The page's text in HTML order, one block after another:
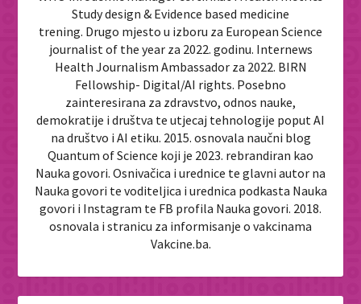
Study design & Evidence based medicine
trening. Drugo mjesto u izboru za European Science
journalist of the year za 2022. godinu. Internews
Health Journalism Ambassador za 2022. BIRN
Fellowship- Digital/AI rights. Posebno
zainteresirana za zdravstvo, odnos nauke,
demokratije i društva te utjecaj tehnologije poput AI
na društvo i AI etiku. 2015. osnovala naučni blog
Quantum of Science koji je 2023. rebrandiran kao
Nauka govori. Osnivačica i urednice te glavni autor na
Nauka govori te voditeljica i urednica podkasta Nauka
govori i Instagram te FB profila Nauka govori. 2018.
osnovala i stranicu za informisanje o vakcinama
Vakcine.ba.